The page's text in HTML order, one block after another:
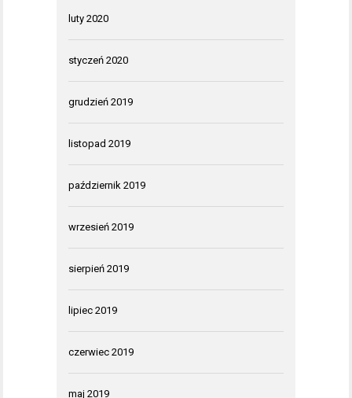
luty 2020
styczeń 2020
grudzień 2019
listopad 2019
październik 2019
wrzesień 2019
sierpień 2019
lipiec 2019
czerwiec 2019
maj 2019